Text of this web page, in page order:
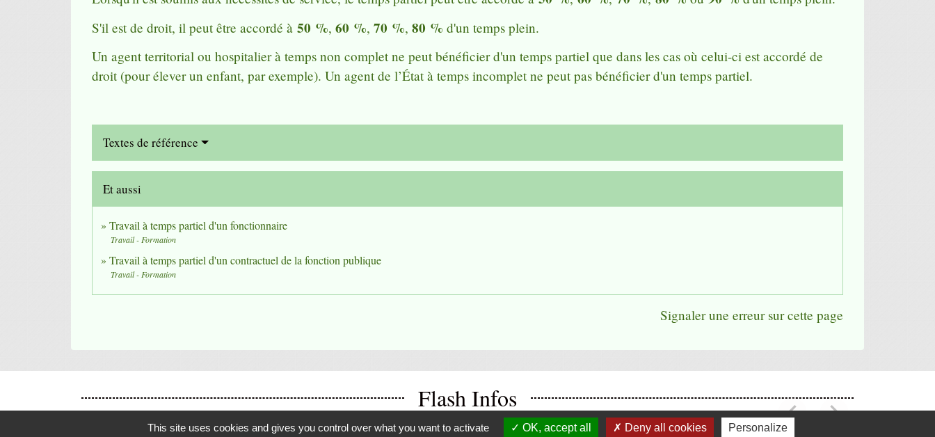
S'il est de droit, il peut être accordé à 50 %, 60 %, 70 %, 80 % d'un temps plein.
Un agent territorial ou hospitalier à temps non complet ne peut bénéficier d'un temps partiel que dans les cas où celui-ci est accordé de
droit (pour élever un enfant, par exemple). Un agent de l’État à temps incomplet ne peut pas bénéficier d'un temps partiel.
Textes de référence
Et aussi
Travail à temps partiel d'un fonctionnaire
Travail - Formation
Travail à temps partiel d'un contractuel de la fonction publique
Travail - Formation
Signaler une erreur sur cette page
Flash Infos chevron_leftPreviouschevron_right
This site uses cookies and gives you control over what you want to activate OK, accept all Deny all cookies Personalize